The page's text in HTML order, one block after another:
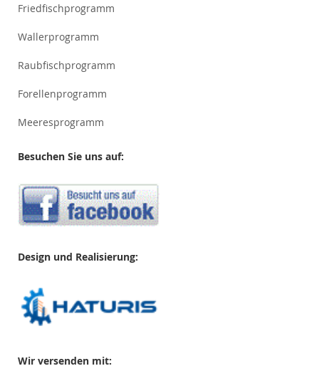
Friedfischprogramm
Wallerprogramm
Raubfischprogramm
Forellenprogramm
Meeresprogramm
Besuchen Sie uns auf:
Design und Realisierung:
Wir versenden mit: